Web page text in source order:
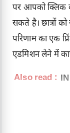
पर आपको क्लिक
सकते है। छात्रों को
परिणाम का एक
एडमिशन लेने में
Also read :